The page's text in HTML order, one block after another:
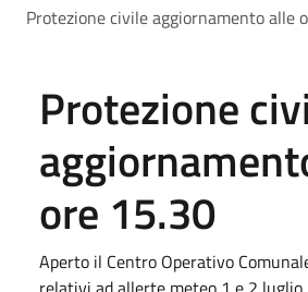
Protezione civile aggiornamento alle
Protezione
ore 15.30
Aperto il Centro Operativo